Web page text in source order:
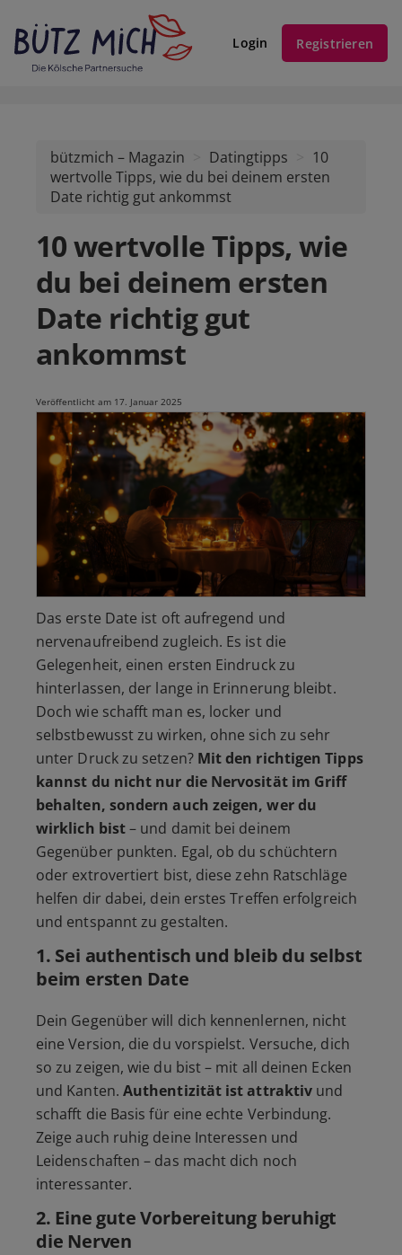
Login Registrieren
bützmich – Magazin Datingtipps
10
wertvolle Tipps, wie du bei deinem ersten
Date richtig gut ankommst
10 wertvolle Tipps, wie
du bei deinem ersten
Date richtig gut
ankommst
Veröffentlicht am 17. Januar 2025
Das erste Date ist oft aufregend und
nervenaufreibend zugleich. Es ist die
Gelegenheit, einen ersten Eindruck zu
hinterlassen, der lange in Erinnerung bleibt.
Doch wie schafft man es, locker und
selbstbewusst zu wirken, ohne sich zu sehr
unter Druck zu setzen? Mit den richtigen Tipps
kannst du nicht nur die Nervosität im Griff
behalten, sondern auch zeigen, wer du
wirklich bist– und damit bei deinem
Gegenüber punkten. Egal, ob du schüchtern
oder extrovertiert bist, diese zehn Ratschläge
helfen dir dabei, dein erstes Treffen erfolgreich
und entspannt zu gestalten.
1. Sei authentisch und bleib du selbst
beim ersten Date
Dein Gegenüber will dich kennenlernen, nicht
eine Version, die du vorspielst. Versuche, dich
so zu zeigen, wie du bist – mit all deinen Ecken
und Kanten. Authentizität ist attraktiv und
schafft die Basis für eine echte Verbindung.
Zeige auch ruhig deine Interessen und
Leidenschaften – das macht dich noch
interessanter.
2. Eine gute Vorbereitung beruhigt
die Nerven